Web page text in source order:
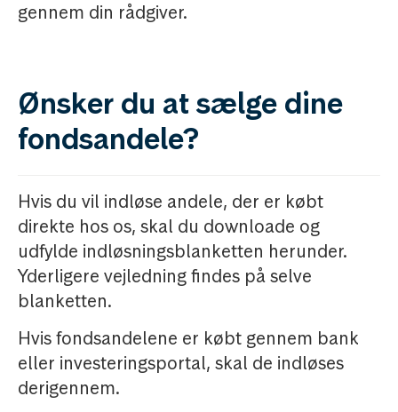
gennem din rådgiver.
Ønsker du at sælge dine
fondsandele?
Hvis du vil indløse andele, der er købt
direkte hos os, skal du downloade og
udfylde indløsningsblanketten herunder.
Yderligere vejledning findes på selve
blanketten.
Hvis fondsandelene er købt gennem bank
eller investeringsportal, skal de indløses
derigennem.